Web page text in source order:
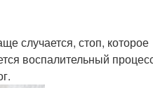
случается, стоп, которое
воспалительный